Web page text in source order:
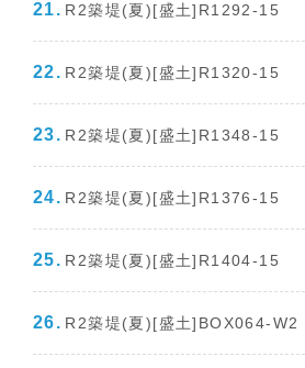
R2築堤(夏)[盛土]R1292-15
R2築堤(夏)[盛土]R1320-15
R2築堤(夏)[盛土]R1348-15
R2築堤(夏)[盛土]R1376-15
R2築堤(夏)[盛土]R1404-15
R2築堤(夏)[盛土]BOX064-W2